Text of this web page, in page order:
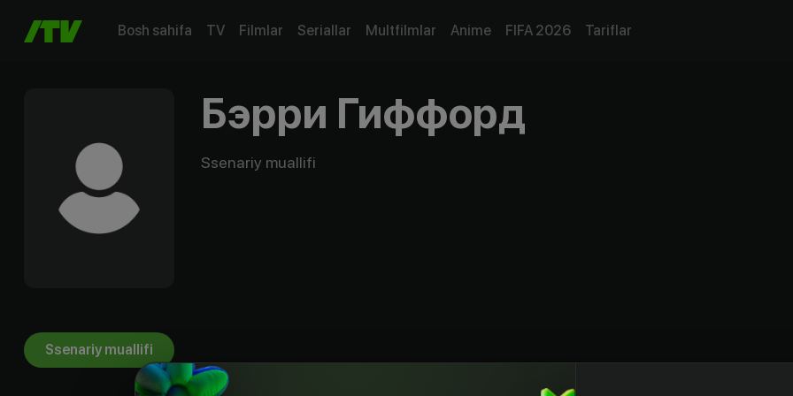
Bosh sahifa TV Filmlar Seriallar Multfilmlar Anime FIFA 2026 Tariflar
Бэрри Гиффорд
Ssenariy muallifi
Ssenariy muallifi